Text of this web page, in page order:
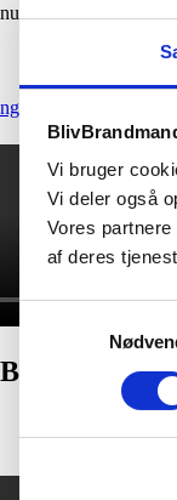
Vi bruger
Vi deler også
Vores
af deres
så giver vi